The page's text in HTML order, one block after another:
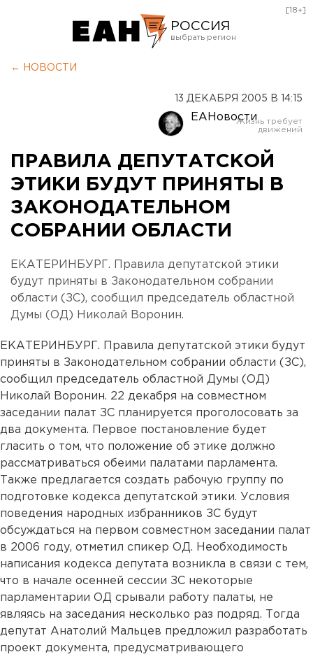
РОССИЯ
Оренбург
[18+]
← НОВОСТИ
13 ДЕКАБРЯ 2005 В 14:15
ЕАНовости
ПРАВИЛА ДЕПУТАТСКОЙ
ЭТИКИ БУДУТ ПРИНЯТЫ В
ЗАКОНОДАТЕЛЬНОМ
СОБРАНИИ ОБЛАСТИ
ЕКАТЕРИНБУРГ. Правила депутатской этики
будут приняты в Законодательном собрании
области (ЗС), сообщил председатель областной
Думы (ОД) Николай Воронин.
ЕКАТЕРИНБУРГ. Правила депутатской этики будут
приняты в Законодательном собрании области (ЗС),
сообщил председатель областной Думы (ОД)
Николай Воронин. 22 декабря на совместном
заседании палат ЗС планируется проголосовать за
два документа. Первое постановление будет
гласить о том, что положение об этике должно
рассматриваться обеими палатами парламента.
Также предлагается создать рабочую группу по
подготовке кодекса депутатской этики. Условия
поведения народных избранников ЗС будут
обсуждаться на первом совместном заседании палат
в 2006 году, отметил спикер ОД. Необходимость
написания кодекса депутата возникла в связи с тем,
что в начале осенней сессии ЗС некоторые
парламентарии ОД срывали работу палаты, не
являясь на заседания несколько раз подряд. Тогда
депутат Анатолий Мальцев предложил разработать
проект документа, предусматривающего